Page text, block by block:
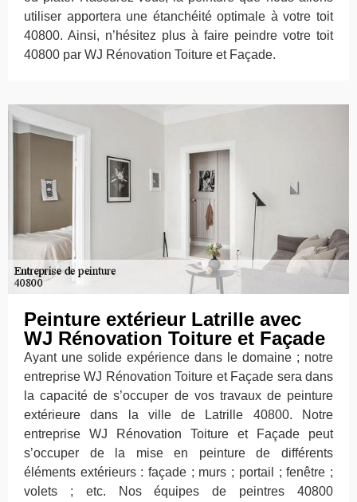
utiliser apportera une étanchéité optimale à votre toit
40800. Ainsi, n’hésitez plus à faire peindre votre toit
40800 par WJ Rénovation Toiture et Façade.
Peinture extérieur Latrille avec
WJ Rénovation Toiture et Façade
Ayant une solide expérience dans le domaine ; notre
entreprise WJ Rénovation Toiture et Façade sera dans
la capacité de s’occuper de vos travaux de peinture
extérieure dans la ville de Latrille 40800. Notre
entreprise WJ Rénovation Toiture et Façade peut
s’occuper de la mise en peinture de différents
éléments extérieurs : façade ; murs ; portail ; fenêtre ;
volets ; etc. Nos équipes de peintres 40800